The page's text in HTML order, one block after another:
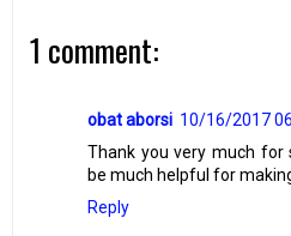
1 comment:
obat aborsi 10/16/2017
Thank you very much for
be much helpful for
Reply